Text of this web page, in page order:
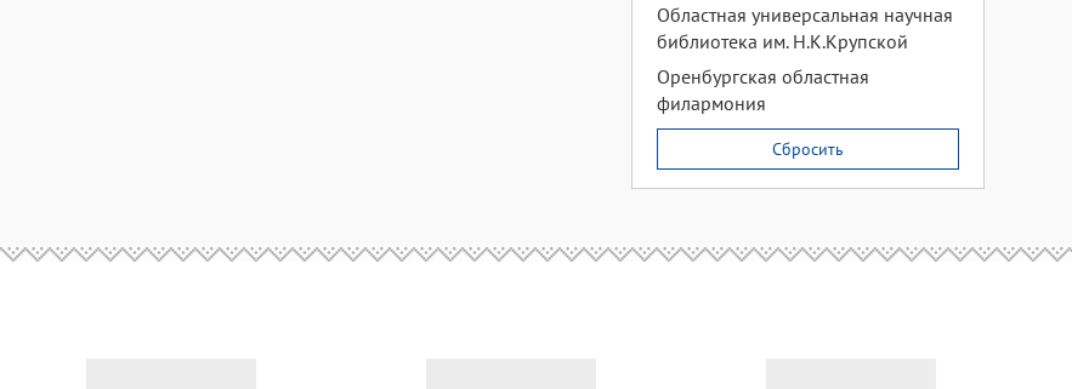
Областная универсальная научная
библиотека им. Н.К.Крупской
Оренбургская областная
филармония
Сбросить